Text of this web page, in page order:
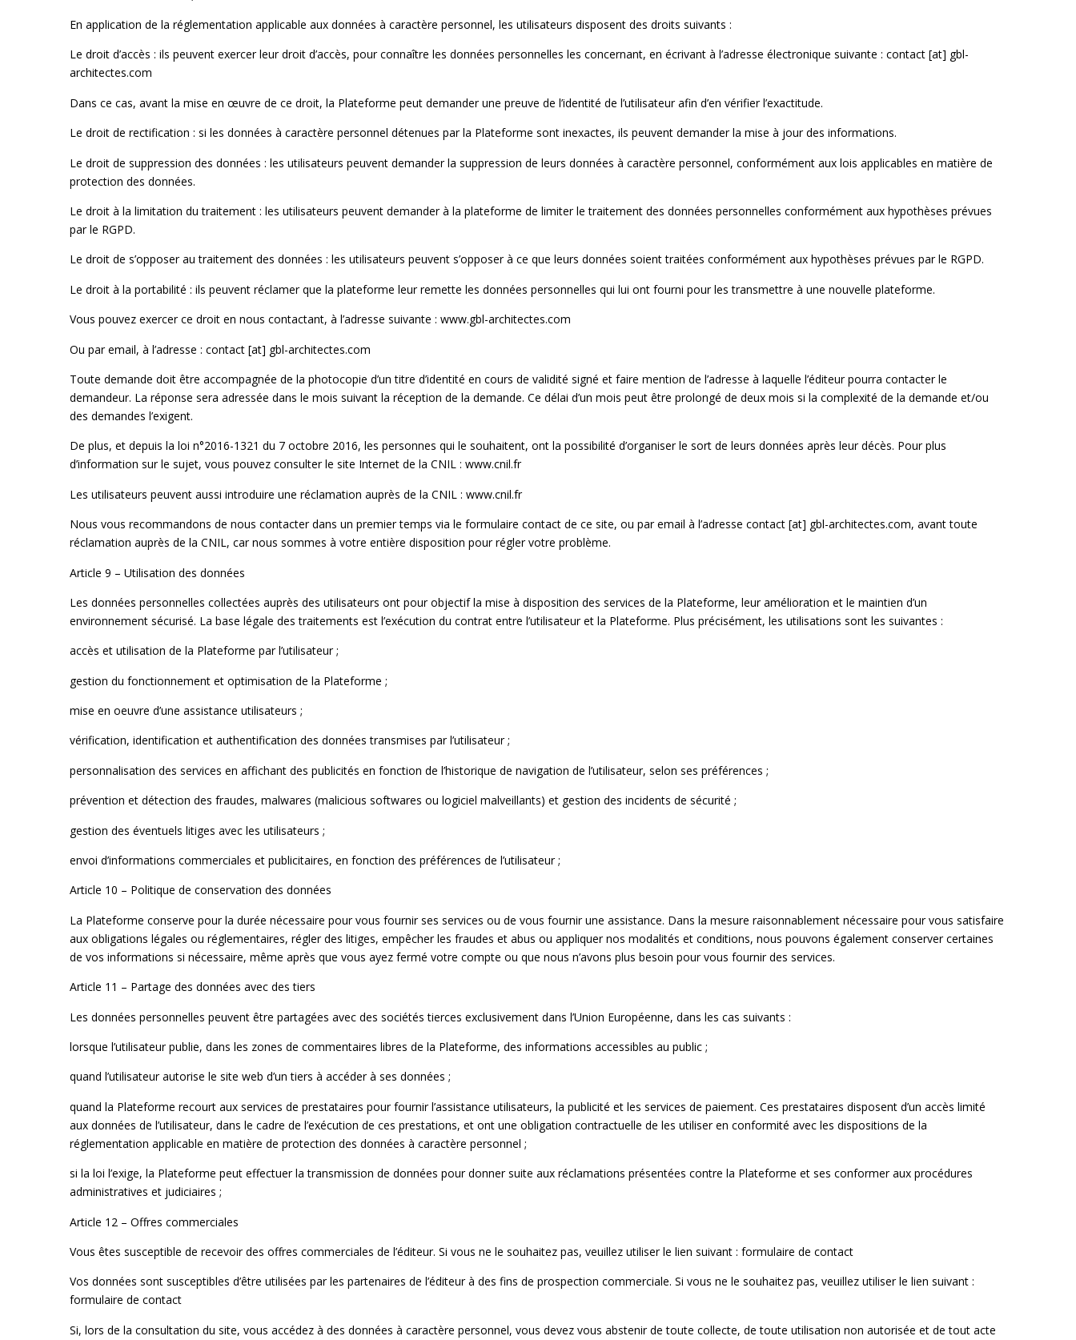
En application de la réglementation applicable aux données à caractère personnel, les utilisateurs disposent des droits suivants :
Le droit d’accès : ils peuvent exercer leur droit d’accès, pour connaître les données personnelles les concernant, en écrivant à l’adresse électronique suivante : contact [at] gbl-
architectes.com
Dans ce cas, avant la mise en œuvre de ce droit, la Plateforme peut demander une preuve de l’identité de l’utilisateur afin d’en vérifier l’exactitude.
Le droit de rectification : si les données à caractère personnel détenues par la Plateforme sont inexactes, ils peuvent demander la mise à jour des informations.
Le droit de suppression des données : les utilisateurs peuvent demander la suppression de leurs données à caractère personnel, conformément aux lois applicables en matière de
protection des données.
Le droit à la limitation du traitement : les utilisateurs peuvent demander à la plateforme de limiter le traitement des données personnelles conformément aux hypothèses prévues
par le RGPD.
Le droit de s’opposer au traitement des données : les utilisateurs peuvent s’opposer à ce que leurs données soient traitées conformément aux hypothèses prévues par le RGPD.
Le droit à la portabilité : ils peuvent réclamer que la plateforme leur remette les données personnelles qui lui ont fourni pour les transmettre à une nouvelle plateforme.
Vous pouvez exercer ce droit en nous contactant, à l’adresse suivante : www.gbl-architectes.com
Ou par email, à l’adresse : contact [at] gbl-architectes.com
Toute demande doit être accompagnée de la photocopie d’un titre d’identité en cours de validité signé et faire mention de l’adresse à laquelle l’éditeur pourra contacter le
demandeur. La réponse sera adressée dans le mois suivant la réception de la demande. Ce délai d’un mois peut être prolongé de deux mois si la complexité de la demande et/ou
des demandes l’exigent.
De plus, et depuis la loi n°2016-1321 du 7 octobre 2016, les personnes qui le souhaitent, ont la possibilité d’organiser le sort de leurs données après leur décès. Pour plus
d’information sur le sujet, vous pouvez consulter le site Internet de la CNIL : www.cnil.fr
Les utilisateurs peuvent aussi introduire une réclamation auprès de la CNIL : www.cnil.fr
Nous vous recommandons de nous contacter dans un premier temps via le formulaire contact de ce site, ou par email à l’adresse contact [at] gbl-architectes.com, avant toute
réclamation auprès de la CNIL, car nous sommes à votre entière disposition pour régler votre problème.
Article 9 – Utilisation des données
Les données personnelles collectées auprès des utilisateurs ont pour objectif la mise à disposition des services de la Plateforme, leur amélioration et le maintien d’un
environnement sécurisé. La base légale des traitements est l’exécution du contrat entre l’utilisateur et la Plateforme. Plus précisément, les utilisations sont les suivantes :
accès et utilisation de la Plateforme par l’utilisateur ;
gestion du fonctionnement et optimisation de la Plateforme ;
mise en oeuvre d’une assistance utilisateurs ;
vérification, identification et authentification des données transmises par l’utilisateur ;
personnalisation des services en affichant des publicités en fonction de l’historique de navigation de l’utilisateur, selon ses préférences ;
prévention et détection des fraudes, malwares (malicious softwares ou logiciel malveillants) et gestion des incidents de sécurité ;
gestion des éventuels litiges avec les utilisateurs ;
envoi d’informations commerciales et publicitaires, en fonction des préférences de l’utilisateur ;
Article 10 – Politique de conservation des données
La Plateforme conserve pour la durée nécessaire pour vous fournir ses services ou de vous fournir une assistance. Dans la mesure raisonnablement nécessaire pour vous satisfaire
aux obligations légales ou réglementaires, régler des litiges, empêcher les fraudes et abus ou appliquer nos modalités et conditions, nous pouvons également conserver certaines
de vos informations si nécessaire, même après que vous ayez fermé votre compte ou que nous n’avons plus besoin pour vous fournir des services.
Article 11 – Partage des données avec des tiers
Les données personnelles peuvent être partagées avec des sociétés tierces exclusivement dans l’Union Européenne, dans les cas suivants :
lorsque l’utilisateur publie, dans les zones de commentaires libres de la Plateforme, des informations accessibles au public ;
quand l’utilisateur autorise le site web d’un tiers à accéder à ses données ;
quand la Plateforme recourt aux services de prestataires pour fournir l’assistance utilisateurs, la publicité et les services de paiement. Ces prestataires disposent d’un accès limité
aux données de l’utilisateur, dans le cadre de l’exécution de ces prestations, et ont une obligation contractuelle de les utiliser en conformité avec les dispositions de la
réglementation applicable en matière de protection des données à caractère personnel ;
si la loi l’exige, la Plateforme peut effectuer la transmission de données pour donner suite aux réclamations présentées contre la Plateforme et ses conformer aux procédures
administratives et judiciaires ;
Article 12 – Offres commerciales
Vous êtes susceptible de recevoir des offres commerciales de l’éditeur. Si vous ne le souhaitez pas, veuillez utiliser le lien suivant : formulaire de contact
Vos données sont susceptibles d’être utilisées par les partenaires de l’éditeur à des fins de prospection commerciale. Si vous ne le souhaitez pas, veuillez utiliser le lien suivant :
formulaire de contact
Si, lors de la consultation du site, vous accédez à des données à caractère personnel, vous devez vous abstenir de toute collecte, de toute utilisation non autorisée et de tout acte